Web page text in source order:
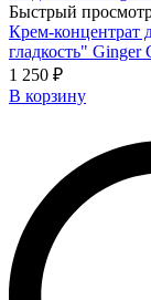
Быстрый
Крем-концентрат
гладкость" Ginger
1 250 ₽
В корзину